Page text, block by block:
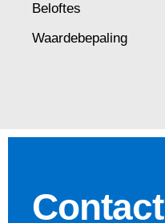
Beloftes
Waardebepaling
Contact